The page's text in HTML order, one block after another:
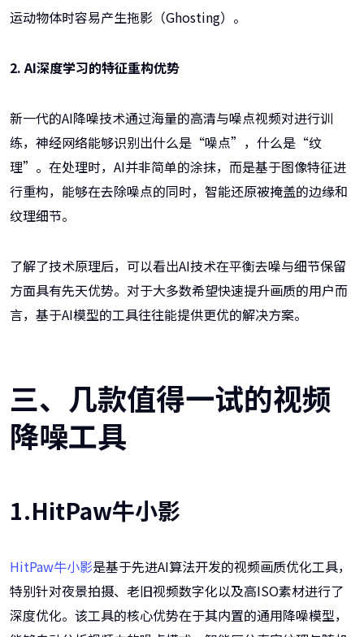
运动物体时容易产生拖影（Ghosting）。
2. AI深度学习的特征重构优势
新一代的AI降噪技术通过海量的高清与噪点视频对进行训
练，神经网络能够识别出什么是“噪点”，什么是“纹
理”。在处理时，AI并非简单的涂抹，而是基于图像特征进
行重构，能够在去除噪点的同时，智能还原被掩盖的边缘和
纹理细节。
了解了技术原理后，可以看出AI技术在平衡去噪与细节保留
方面具有先天优势。对于大多数希望快速提升画质的用户而
言，基于AI模型的工具往往能提供更优的解决方案。
三、几款值得一试的视频
降噪工具
1.HitPaw牛小影
HitPaw牛小影是基于先进AI算法开发的视频画质优化工具，
特别针对夜景拍摄、老旧视频数字化以及高ISO素材进行了
深度优化。该工具的核心优势在于其内置的通用降噪模型，